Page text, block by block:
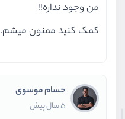
من وجود نداره!!
کمک کنید ممنون میشم.
حسام موسوی
5 سال پیش